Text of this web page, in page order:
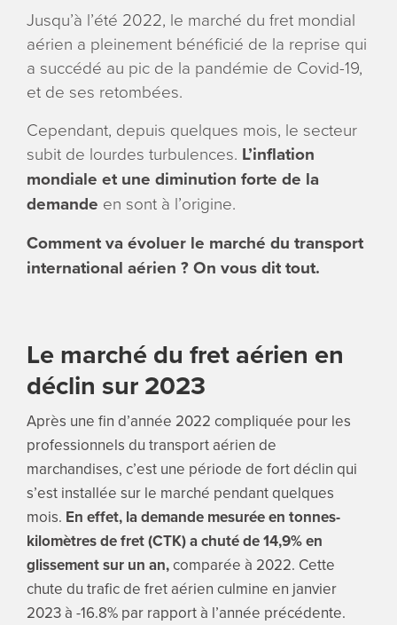
Jusqu’à l’été 2022, le marché du fret mondial
aérien a pleinement bénéficié de la reprise qui
a succédé au pic de la pandémie de Covid-19,
et de ses retombées.
Cependant, depuis quelques mois, le secteur
subit de lourdes turbulences. L’inflation
mondiale et une diminution forte de la
demande en sont à l’origine.
Comment va évoluer le marché du transport
international aérien ? On vous dit tout.
Le marché du fret aérien en
déclin sur 2023
Après une fin d’année 2022 compliquée pour les
professionnels du transport aérien de
marchandises, c’est une période de fort déclin qui
s’est installée sur le marché pendant quelques
mois. En effet, la demande mesurée en tonnes-
kilomètres de fret (CTK) a chuté de 14,9% en
glissement sur un an,comparée à 2022. Cette
chute du trafic de fret aérien culmine en janvier
2023 à -16.8% par rapport à l’année précédente.